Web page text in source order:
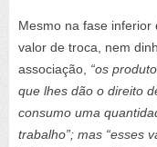
Mesmo na fase
valor de troca, nem
associação, “os
que lhes dão o direito
consumo uma
trabalho”; mas “esses